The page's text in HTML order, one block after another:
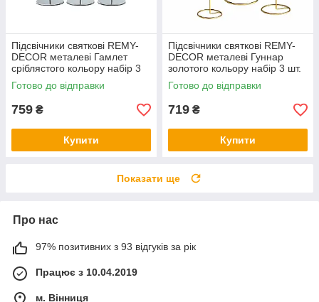
Підсвічники святкові REMY-
DEСOR металеві Гамлет
сріблястого кольору набір 3
шт. висота 23см 28см 33см
Готово до відправки
759 ₴
Купити
Підсвічники святкові REMY-
DEСOR металеві Гуннар
золотого кольору набір 3 шт.
висота 18см 23см 28см
Готово до відправки
719 ₴
Купити
Показати ще
Про нас
97% позитивних з 93 відгуків за рік
Працює з 10.04.2019
м. Вінниця